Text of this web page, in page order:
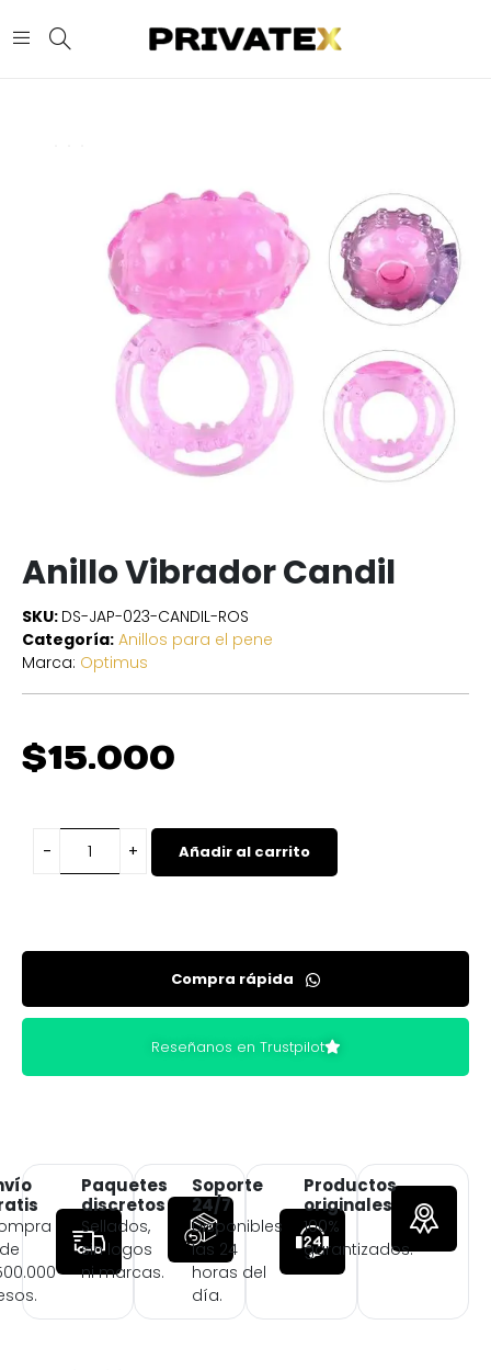
Anillo Vibrador Candil
SKU: DS-JAP-023-CANDIL-ROS
Categoría: Anillos para el pene
Marca: Optimus
$15.000
Añadir al carrito
Compra rápida
Reseñanos en Trustpilot
Paquetes
discretos
Sellados,
sin logos
ni marcas.
Soporte
24/7
Disponibles
las 24
horas del
día.
Productos
originales
100%
garantizados.